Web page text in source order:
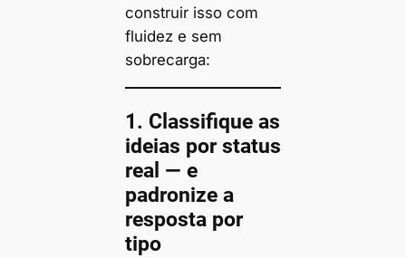
construir isso com
fluidez e sem
sobrecarga:
1. Classifique as
ideias por status
real — e
padronize a
resposta por
tipo